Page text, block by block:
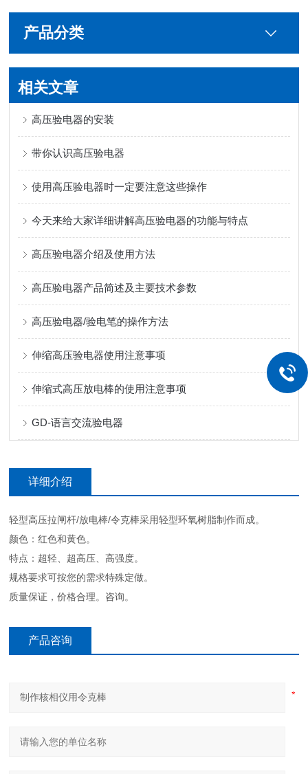
产品分类
相关文章
高压验电器的安装
带你认识高压验电器
使用高压验电器时一定要注意这些操作
今天来给大家详细讲解高压验电器的功能与特点
高压验电器介绍及使用方法
高压验电器产品简述及主要技术参数
高压验电器/验电笔的操作方法
伸缩高压验电器使用注意事项
伸缩式高压放电棒的使用注意事项
GD-语言交流验电器
详细介绍
轻型高压拉闸杆/放电棒/令克棒采用轻型环氧树脂制作而成。
颜色：红色和黄色。
特点：超轻、超高压、高强度。
规格要求可按您的需求特殊定做。
质量保证，价格合理。咨询。
产品咨询